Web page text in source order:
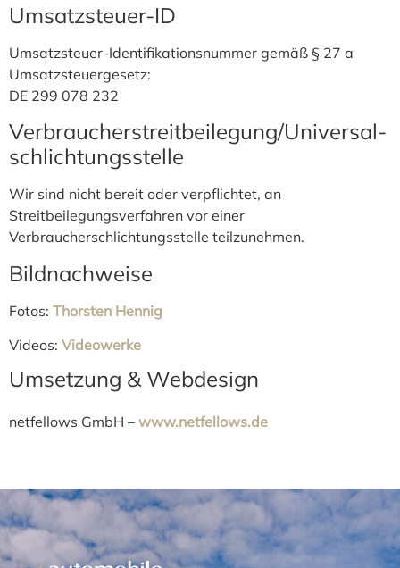
Umsatzsteuer-ID
Umsatzsteuer-Identifikationsnummer gemäß § 27 a
Umsatzsteuergesetz:
DE 299 078 232
Verbraucher­streit­beilegung/Universal­
schlichtungs­stelle
Wir sind nicht bereit oder verpflichtet, an
Streitbeilegungsverfahren vor einer
Verbraucherschlichtungsstelle teilzunehmen.
Bildnachweise
Fotos: Thorsten Hennig
Videos: Videowerke
Umsetzung & Webdesign
netfellows GmbH – www.netfellows.de